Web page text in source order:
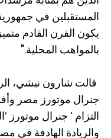
المستقبلين في
يكون القرن القادم
بالمواهب المحلية."
قالت شارون نيشي،
جنرال موتورز مصر
التزام ’ جنرال موتورز
والريادة الهادفة في